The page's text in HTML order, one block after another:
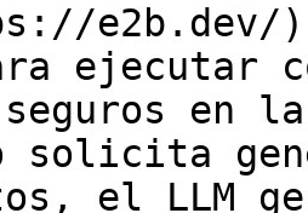
e2b.dev/
ejecutar
seguros en
solicita
el LLM